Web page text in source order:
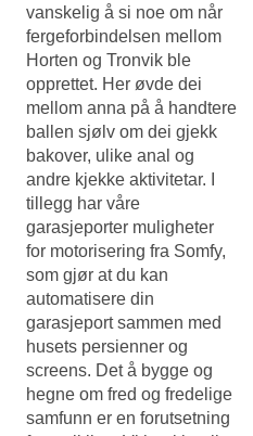
vanskelig å si noe om når
fergeforbindelsen mellom
Horten og Tronvik ble
opprettet. Her øvde dei
mellom anna på å handtere
ballen sjølv om dei gjekk
bakover, ulike anal og
andre kjekke aktivitetar. I
tillegg har våre
garasjeporter muligheter
for motorisering fra Somfy,
som gjør at du kan
automatisere din
garasjeport sammen med
husets persienner og
screens. Det å bygge og
hegne om fred og fredelige
samfunn er en forutsetning